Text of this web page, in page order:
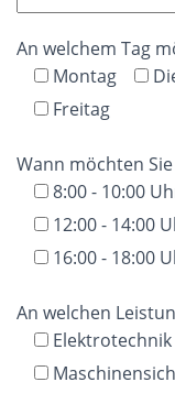
An welchem Tag
Montag
Freitag
Wann möchten
8:00 - 10:00
12:00 - 14:00
16:00 - 18:00
An welchen
Elektrotechnik